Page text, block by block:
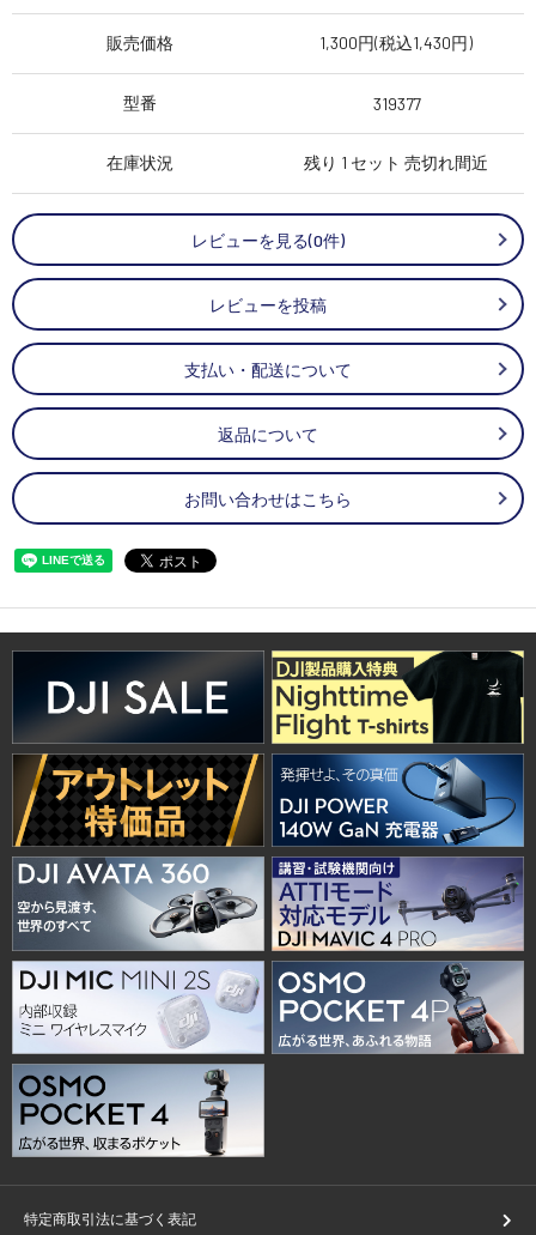
販売価格 1,300円(税込1,430円)
型番 319377
在庫状況 残り 1 セット 売切れ間近
レビューを見る(0件)
レビューを投稿
支払い・配送について
返品について
お問い合わせはこちら
特定商取引法に基づく表記